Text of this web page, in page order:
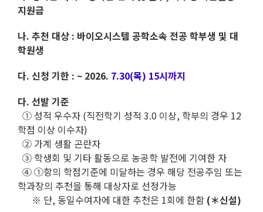
지원금
나. 추천 대상 : 바이오시스템 공학소속 전공 학부생 및 대
학원생
다. 신청 기한 : ~ 2026. 7.30(목) 15시까지
다. 선발 기준
① 성적 우수자 (직전학기 성적 3.0 이상, 학부의 경우 12
학점 이상 이수자)
② 가계 생활 곤란자
③ 학생회 및 기타 활동으로 농공학 발전에 기여한 자
④ ①항의 학점기준에 미달하는 경우 해당 전공주임 또는
학과장의 추천을 통해 대상자로 선정가능
※ 단, 동일수여자에 대한 추천은 1회에 한함 (＊신설)